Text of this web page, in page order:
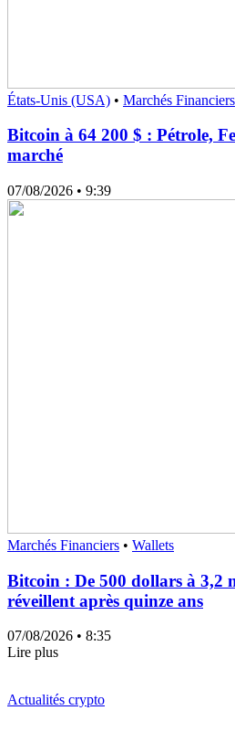
États-Unis (USA) • Marchés Financiers
Bitcoin à 64 200 $ : Pétrole,
marché
07/08/2026 • 9:39
Marchés Financiers • Wallets
Bitcoin : De 500 dollars à 3,2
réveillent après quinze ans
07/08/2026 • 8:35
Lire plus
Actualités crypto